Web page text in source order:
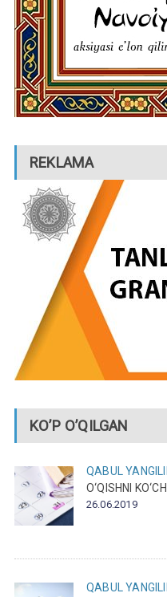
REKLAMA
KO’P O’QILGAN
QABUL
O‘QISHNI
26.06.2019
QABUL